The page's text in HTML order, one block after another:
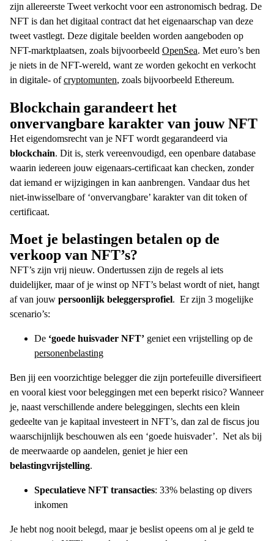
zijn allereerste Tweet verkocht voor een astronomisch bedrag. De
NFT is dan het digitaal contract dat het eigenaarschap van deze
tweet vastlegt. Deze digitale beelden worden aangeboden op
NFT-marktplaatsen, zoals bijvoorbeeld OpenSea. Met euro’s ben
je niets in de NFT-wereld, want ze worden gekocht en verkocht
in digitale- ofcryptomunten, zoals bijvoorbeeld Ethereum.
Blockchain garandeert het
onvervangbare karakter van jouw NFT
Het eigendomsrecht van je NFT wordt gegarandeerd via
blockchain. Dit is, sterk vereenvoudigd, een openbare database
waarin iedereen jouw eigenaars-certificaat kan checken, zonder
dat iemand er wijzigingen in kan aanbrengen. Vandaar dus het
niet-inwisselbare of ‘onvervangbare’ karakter van dit token of
certificaat.
Moet je belastingen betalen op de
verkoop van NFT’s?
NFT’s zijn vrij nieuw. Ondertussen zijn de regels al iets
duidelijker, maar of je winst op NFT’s belast wordt of niet, hangt
af van jouw persoonlijk beleggersprofiel. Er zijn 3 mogelijke
scenario’s:
De ‘goede huisvader NFT’ geniet een vrijstelling op de
personenbelasting
Ben jij een voorzichtige belegger die zijn portefeuille diversifieert
en vooral kiest voor beleggingen met een beperkt risico? Wanneer
je, naast verschillende andere beleggingen, slechts een klein
gedeelte van je kapitaal investeert in NFT’s, dan zal de fiscus jou
waarschijnlijk beschouwen als een ‘goede huisvader’. Net als bij
de meerwaarde op aandelen, geniet je hier een
belastingvrijstelling.
Speculatieve NFT transacties: 33% belasting op divers
inkomen
Je hebt nog nooit belegd, maar je beslist opeens om al je geld te